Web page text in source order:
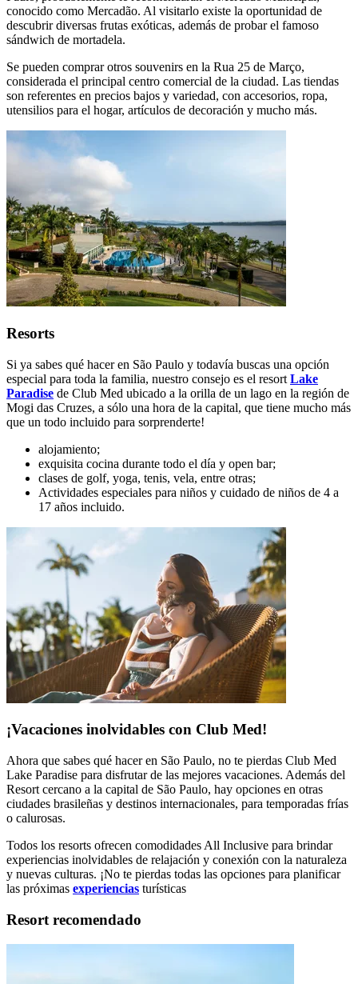
conocido como Mercadão. Al visitarlo existe la oportunidad de
descubrir diversas frutas exóticas, además de probar el famoso
sándwich de mortadela.
Se pueden comprar otros souvenirs en la Rua 25 de Março,
considerada el principal centro comercial de la ciudad. Las tiendas
son referentes en precios bajos y variedad, con accesorios, ropa,
utensilios para el hogar, artículos de decoración y mucho más.
Resorts
Si ya sabes qué hacer en São Paulo y todavía buscas una opción
especial para toda la familia, nuestro consejo es el resort Lake
Paradise de Club Med ubicado a la orilla de un lago en la región de
Mogi das Cruzes, a sólo una hora de la capital, que tiene mucho más
que un todo incluido para sorprenderte!
alojamiento;
exquisita cocina durante todo el día y open bar;
clases de golf, yoga, tenis, vela, entre otras;
Actividades especiales para niños y cuidado de niños de 4 a
17 años incluido.
¡Vacaciones inolvidables con Club Med!
Ahora que sabes qué hacer en São Paulo, no te pierdas Club Med
Lake Paradise para disfrutar de las mejores vacaciones. Además del
Resort cercano a la capital de São Paulo, hay opciones en otras
ciudades brasileñas y destinos internacionales, para temporadas frías
o calurosas.
Todos los resorts ofrecen comodidades All Inclusive para brindar
experiencias inolvidables de relajación y conexión con la naturaleza
y nuevas culturas. ¡No te pierdas todas las opciones para planificar
las próximas experiencias turísticas
Resort recomendado